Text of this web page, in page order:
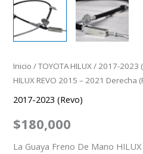
Inicio /TOYOTA HILUX/ 2017-2023
HILUX REVO 2015 – 2021 Derecha
2017-2023 (Revo)
$180,000
La Guaya Freno De Mano
cantidad